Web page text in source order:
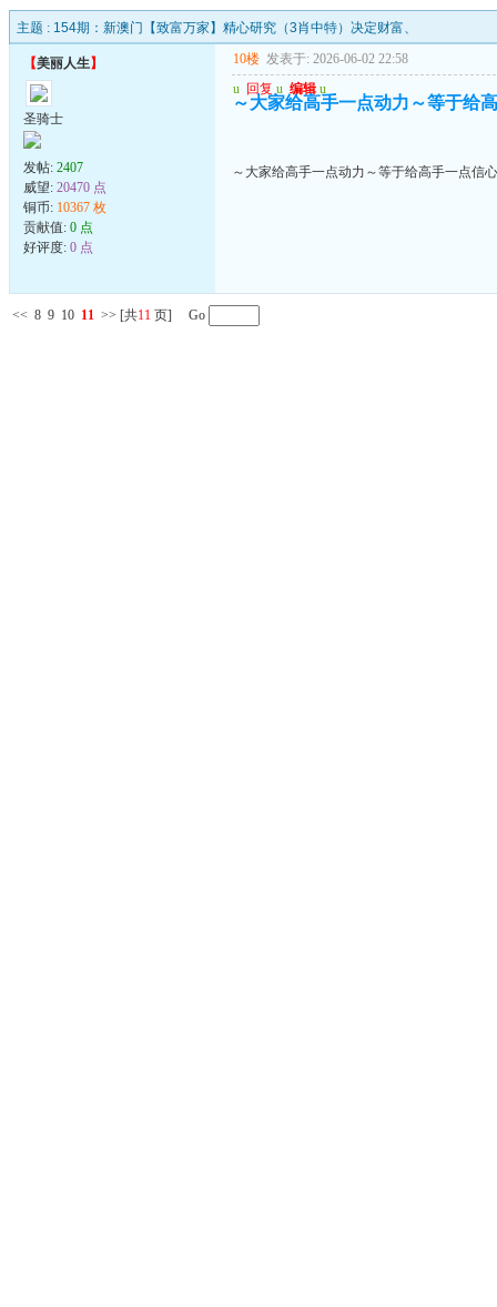
主题 : 154期：新澳门【致富万家】精心研究（3肖中特）决定财富、
【美丽人生】
圣骑士
发帖: 2407
威望: 20470 点
铜币: 10367 枚
贡献值: 0 点
好评度: 0 点
10楼 发表于: 2026-06-02 22:58
u 回复 u 编辑 u
～大家给高手一点动力～等于给
～大家给高手一点动力～等于给高手一点信
<< 8 9 10 11 >> [共11 页] Go